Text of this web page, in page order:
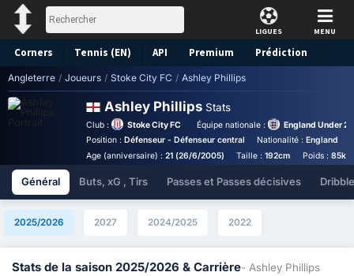
LIGUES MENU
Corners Tennis (EN) API Premium Prédiction
Angleterre / Joueurs / Stoke City FC / Ashley Phillips
Ashley Phillips Stats
Club : Stoke City FC Équipe nationale :
England Under
Position : Défenseur - Défenseur central Nationalité :England
Age (anniversaire) : 21 (26/6/2005) Taille :192cm Poids : 85kg
Général Buts, xG , Tirs Passes et Passes décisives
2025/2026 2027 2024/2025 2022
Stats de la saison 2025/2026 & Carrière- Ashley Phillips